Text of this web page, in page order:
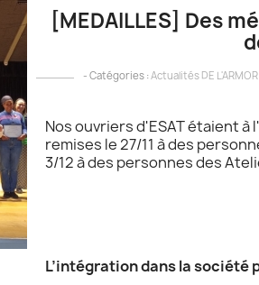
[MEDAILLES] Des
- Catégories :Actualités DE L'ARMOR
Nos ouvriers d'ESAT étaient
remises le 27/11 à des
3/12 à des personnes des
L’intégration dans la société